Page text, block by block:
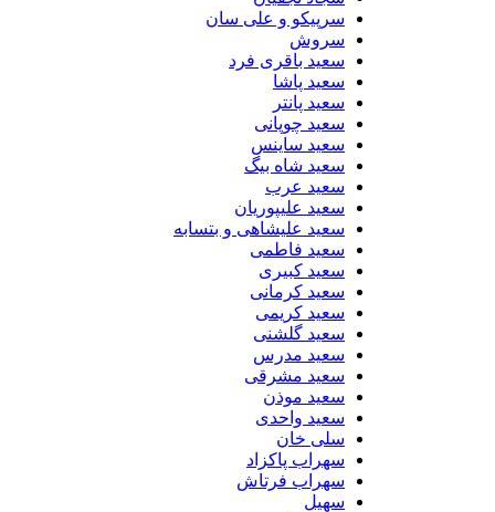
سرپیکو و علی سان
سروش
سعید باقری فرد
سعید پاشا
سعید پانتر
سعید چوپانی
سعید ساینس
سعید شاه بیگ
سعید عرب
سعید علیپوریان
سعید علیشاهی و بتسابه
سعید فاطمی
سعید کبیری
سعید کرمانی
سعید کریمی
سعید گلشنی
سعید مدرس
سعید مشرقی
سعید موذن
سعید واحدی
سلی خان
سهراب پاکزاد
سهراب فرتاش